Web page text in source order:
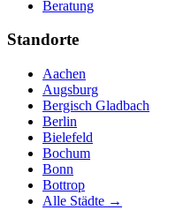
Beratung
Standorte
Aachen
Augsburg
Bergisch Gladbach
Berlin
Bielefeld
Bochum
Bonn
Bottrop
Alle Städte →